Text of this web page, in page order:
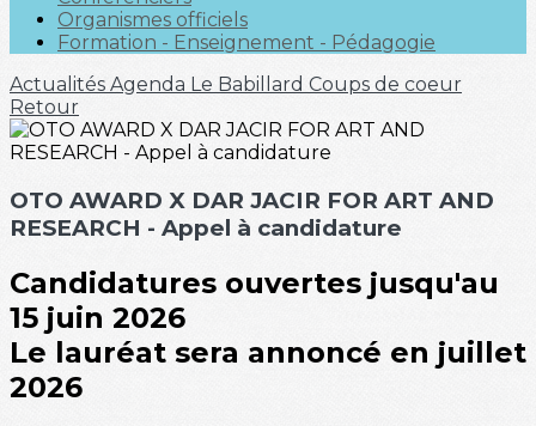
Organismes officiels
Formation - Enseignement - Pédagogie
Actualités Agenda Le Babillard Coups de coeur
Retour
OTO AWARD X DAR JACIR FOR ART AND
RESEARCH - Appel à candidature
Candidatures ouvertes jusqu'au
15 juin 2026
Le lauréat sera annoncé en juillet
2026